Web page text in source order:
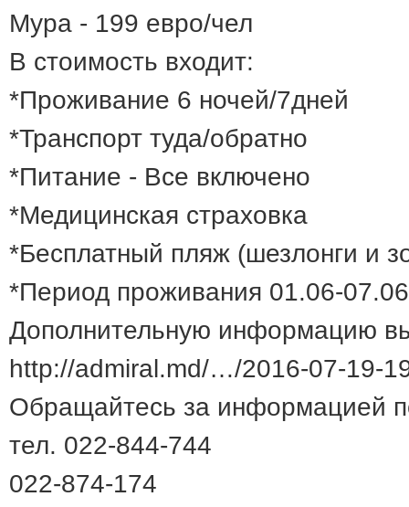
Мура - 199 евро/чел
В стоимость входит:
*Проживание 6 ночей/7дней
*Транспорт туда/обратно
*Питание - Все включено
*Медицинская страховка
*Бесплатный пляж (шезлонги и
*Период проживания 01.06-
Дополнительную информацию
http://admiral.md/…/2016-07-19-
Обращайтесь за информацией
тел. 022-844-744
022-874-174